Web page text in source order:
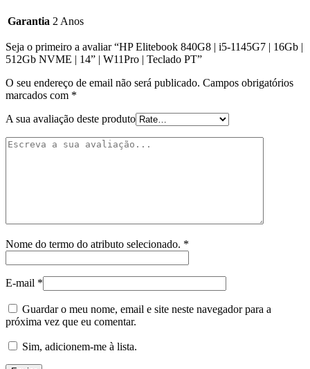
Garantia 2 Anos
Seja o primeiro a avaliar “HP Elitebook 840G8 | i5-1145G7 | 16Gb |
512Gb NVME | 14” | W11Pro | Teclado PT”
O seu endereço de email não será publicado. Campos obrigatórios
marcados com *
A sua avaliação deste produto
Nome do termo do atributo selecionado. *
E-mail *
Guardar o meu nome, email e site neste navegador para a
próxima vez que eu comentar.
Sim, adicionem-me à lista.